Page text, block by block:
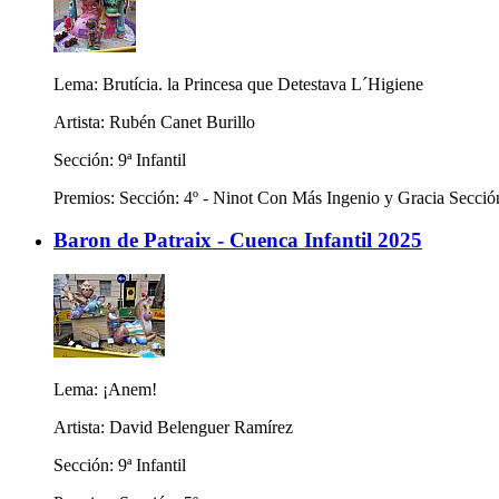
Lema: Brutícia. la Princesa que Detestava L´Higiene
Artista: Rubén Canet Burillo
Sección: 9ª Infantil
Premios: Sección: 4º - Ninot Con Más Ingenio y Gracia
Baron de Patraix - Cuenca Infantil 2025
Lema: ¡Anem!
Artista: David Belenguer Ramírez
Sección: 9ª Infantil